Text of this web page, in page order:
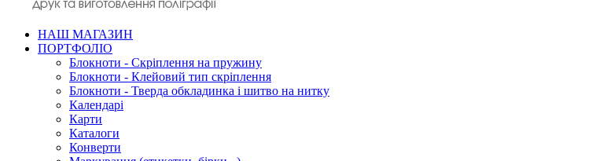
НАШ МАГАЗИН
ПОРТФОЛІО
Блокноти - Скріплення на пружину
Блокноти - Клейовий тип скріплення
Блокноти - Тверда обкладинка і шитво на нитку
Календарі
Карти
Каталоги
Конверти